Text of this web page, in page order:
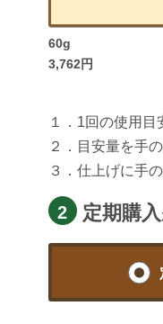
60g
3,762円
１．1回の使用目
２．目安量を手
３．仕上げに手
2 定期購入